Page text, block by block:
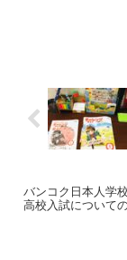
バンコク日本人学
高校入試について